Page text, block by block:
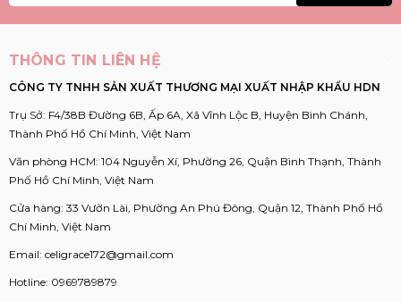
THÔNG TIN LIÊN HỆ
CÔNG TY TNHH SẢN XUẤT THƯƠNG MẠI XUẤT NHẬP KHẨU HDN
Trụ Sở: F4/38B Đường 6B, Ấp 6A, Xã Vĩnh Lộc B, Huyện Bình Chánh,
Thành Phố Hồ Chí Minh, Việt Nam
Văn phòng HCM: 104 Nguyễn Xí, Phường 26, Quận Bình Thạnh, Thành
Phố Hồ Chí Minh, Việt Nam
Cửa hàng: 33 Vườn Lài, Phường An Phú Đông, Quận 12, Thành Phố Hồ
Chí Minh, Việt Nam
Email: celigrace172@gmail.com
Hotline: 0969789879